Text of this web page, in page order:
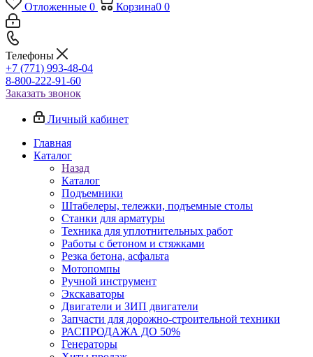
Отложенные 0 Корзина0 0
Телефоны
+7 (771) 993-48-04
8-800-222-91-60
Заказать звонок
Личный кабинет
Главная
Каталог
Назад
Каталог
Подъемники
Штабелеры, тележки, подъемные столы
Станки для арматуры
Техника для уплотнительных работ
Работы с бетоном и стяжками
Резка бетона, асфальта
Мотопомпы
Ручной инструмент
Экскаваторы
Двигатели и ЗИП двигатели
Запчасти для дорожно-строительной техники
РАСПРОДАЖА ДО 50%
Генераторы